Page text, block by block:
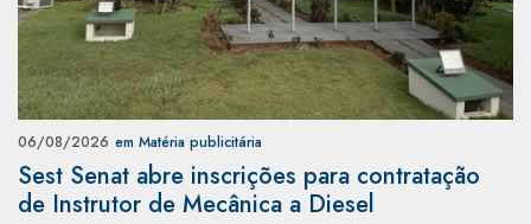
06/08/2026 em Matéria publicitária
Sest Senat abre inscrições para contratação
de Instrutor de Mecânica a Diesel